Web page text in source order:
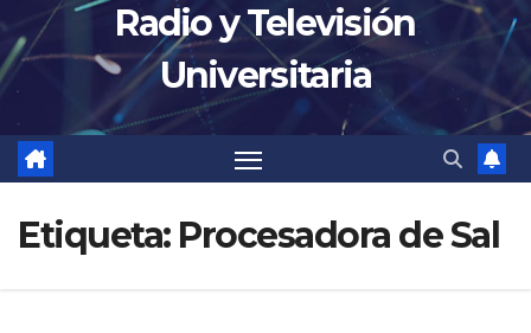
Radio y Televisión
Universitaria
Etiqueta: Procesadora de Sal